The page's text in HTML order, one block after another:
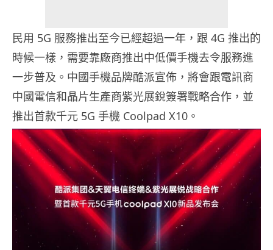
民用 5G 服務推出至今已經超過一年，跟 4G 推出的
時候一樣，需要靠廠商推出中低價手機去令服務進
一步普及。中國手機品牌酷派宣佈，將會跟電訊商
中國電信和晶片生產商紫光展銳簽署戰略合作，並
推出首款千元 5G 手機 Coolpad X10。